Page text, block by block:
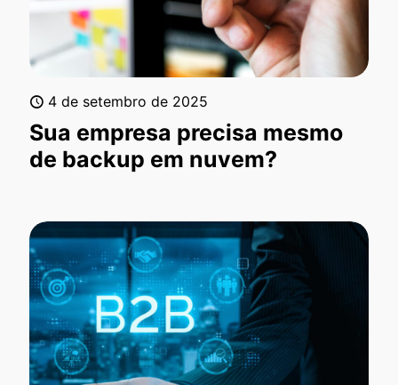
4 de setembro de 2025
Sua empresa precisa mesmo
de backup em nuvem?